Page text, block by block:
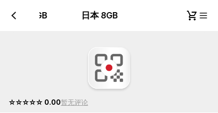
日本 8GB 日本 8GB
☆☆☆☆☆ 0.00暂无评论